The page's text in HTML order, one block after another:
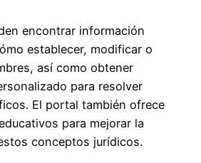
encontrar información
establecer, modificar o
así como obtener
para resolver
El portal también ofrece
para mejorar la
conceptos jurídicos.